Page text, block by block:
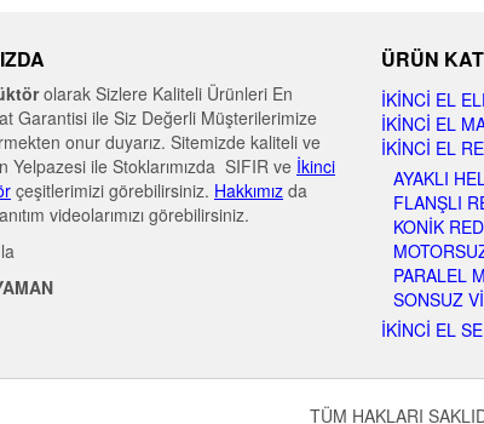
olarak Sizlere Kaliteli Ürünleri En
Garantisi ile Siz Değerli Müşterilerimize
onur duyarız. Sitemizde kaliteli ve
Yelpazesi ile Stoklarımızda SIFIR ve İkinci
çeşitlerimizi görebilirsiniz. Hakkımız da
videolarımızı görebilirsiniz.
ÜRÜN
İKINCI EL
İKINCI EL
İKINCI EL
AYAKLI
FLANŞLI
KONIK
PARALEL
SONSUZ
İKINCI EL
TÜM HAKLARI